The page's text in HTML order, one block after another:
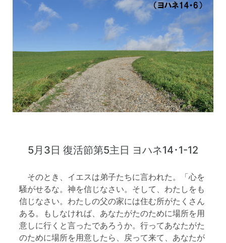
5月3日 復活節第5主日 ヨハネ14･1-12
そのとき、イエスは弟子たちに言われた。「心を
騒がせるな。神を信じなさい。そして、わたしをも
信じなさい。わたしの父の家には住む所がたくさん
ある。もしなければ、あなたがたのために場所を用
意しに行くと言ったであろうか。行ってあなたがた
のために場所を用意したら、戻って来て、あなたが